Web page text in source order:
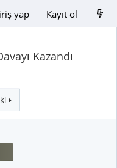
yap Kayıt ol
Kazandı